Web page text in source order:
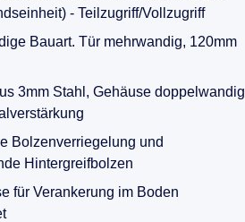
- Teilzugriff/Vollzugriff
Bauart. Tür mehrwandig, 120mm
3mm Stahl, Gehäuse doppelwandig
Bolzenverriegelung und
Hintergreifbolzen
für Verankerung im Boden